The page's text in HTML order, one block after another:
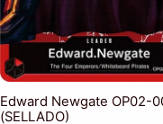
Edward Newgate OP02-
(SELLADO)